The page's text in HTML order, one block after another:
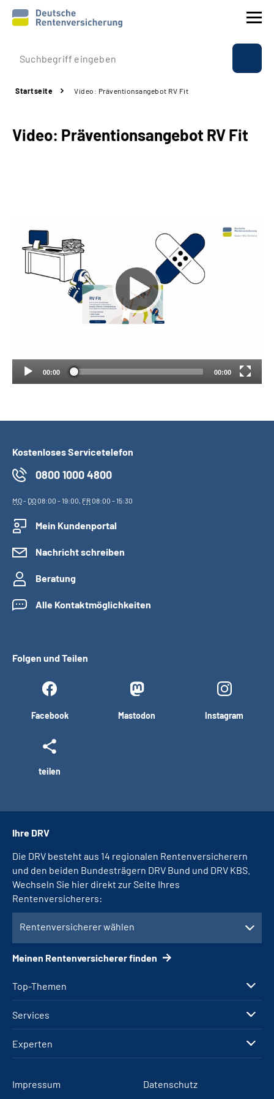
Prävention
Rente
Über uns & Presse
Online-Services
Inhalte in Gebärdensprache (DGS)
Mein Kundenportal
Startseite Video: Präventionsangebot RV Fit
Video: Präventionsangebot RV Fit
00:00 00:00
Kostenloses Servicetelefon
0800 1000 4800
MO- DO08:00 - 19:00, FR08:00 - 15:30
Mein Kundenportal
Nachricht schreiben
Beratung
Alle Kontaktmöglichkeiten
Folgen und Teilen
Facebook Mastodon Instagram
teilen
Top-Themen
Services
Experten
Ihre DRV
Die DRV besteht aus 14 regionalen Rentenversicherern
und den beiden Bundesträgern DRV Bund und DRV KBS.
Wechseln Sie hier direkt zur Seite Ihres
Rentenversicherers:
Rentenversicherer wählen
Meinen Rentenversicherer finden
Impressum
Datenschutz